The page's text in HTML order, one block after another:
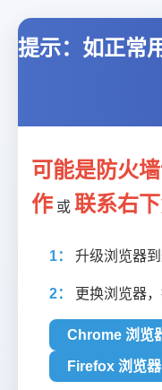
提示：如正常
可能是防火
作 或 联系右
1： 升级浏览器到
2： 更换浏览器，
Chrome 浏览
Firefox 浏览器